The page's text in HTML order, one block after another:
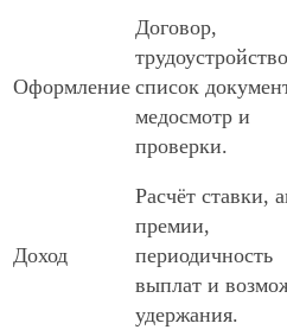
Оформление
Договор,
список
медосмотр и
проверки.
Доход
Расчёт ставки,
премии,
периодичность
выплат и
удержания.